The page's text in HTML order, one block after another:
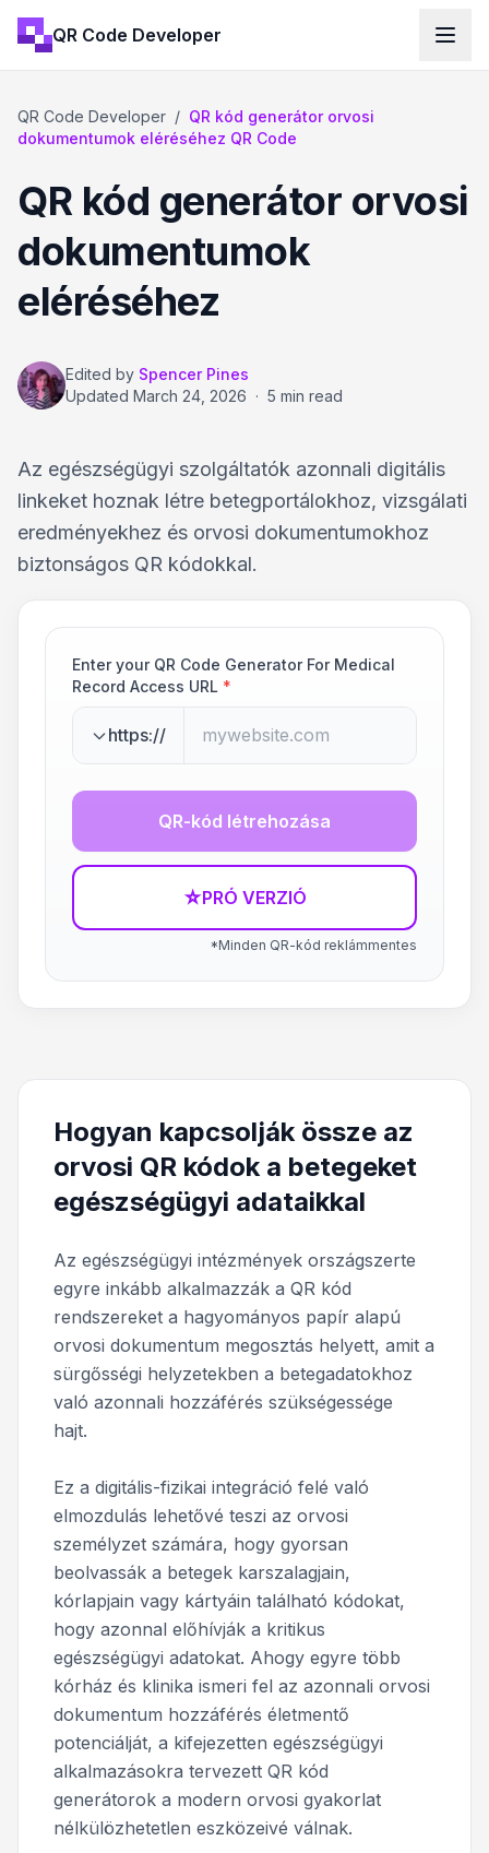
QR Code Developer
QR Code Developer / QR kód generátor orvosi
dokumentumok eléréséhez QR Code
QR kód generátor orvosi
dokumentumok
eléréséhez
Edited by Spencer Pines
Updated March 24, 2026 · 5 min read
Az egészségügyi szolgáltatók azonnali digitális
linkeket hoznak létre betegportálokhoz, vizsgálati
eredményekhez és orvosi dokumentumokhoz
biztonságos QR kódokkal.
Enter your QR Code Generator For Medical
Record Access URL *
https://
QR-kód létrehozása
☆PRÓ VERZIÓ
*Minden QR-kód reklámmentes
Hogyan kapcsolják össze az
orvosi QR kódok a betegeket
egészségügyi adataikkal
Az egészségügyi intézmények országszerte
egyre inkább alkalmazzák a QR kód
rendszereket a hagyományos papír alapú
orvosi dokumentum megosztás helyett, amit a
sürgősségi helyzetekben a betegadatokhoz
való azonnali hozzáférés szükségessége
hajt.
Ez a digitális-fizikai integráció felé való
elmozdulás lehetővé teszi az orvosi
személyzet számára, hogy gyorsan
beolvassák a betegek karszalagjain,
kórlapjain vagy kártyáin található kódokat,
hogy azonnal előhívják a kritikus
egészségügyi adatokat. Ahogy egyre több
kórház és klinika ismeri fel az azonnali orvosi
dokumentum hozzáférés életmentő
potenciálját, a kifejezetten egészségügyi
alkalmazásokra tervezett QR kód
generátorok a modern orvosi gyakorlat
nélkülözhetetlen eszközeivé válnak.